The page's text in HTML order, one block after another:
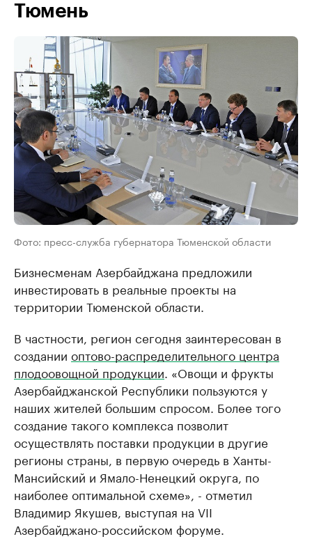
Тюмень
Фото: пресс-служба губернатора Тюменской области
Бизнесменам Азербайджана предложили
инвестировать в реальные проекты на
территории Тюменской области.
В частности, регион сегодня заинтересован в
создании оптово-распределительного центра
плодоовощной продукции. «Овощи и фрукты
Азербайджанской Республики пользуются у
наших жителей большим спросом. Более того
создание такого комплекса позволит
осуществлять поставки продукции в другие
регионы страны, в первую очередь в Ханты-
Мансийский и Ямало-Ненецкий округа, по
наиболее оптимальной схеме», - отметил
Владимир Якушев, выступая на VII
Азербайджано-российском форуме.